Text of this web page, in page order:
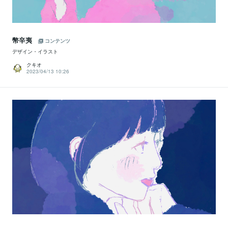
幣辛夷
コンテンツ
デザイン・イラスト
クキオ
2023/04/13 10:26